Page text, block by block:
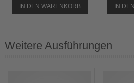
IN DEN WARENKORB IN
Weitere Ausführungen